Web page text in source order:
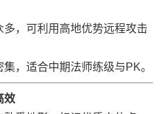
多，可利用高地优势远程攻击
，适合中期法师练级与PK。
效